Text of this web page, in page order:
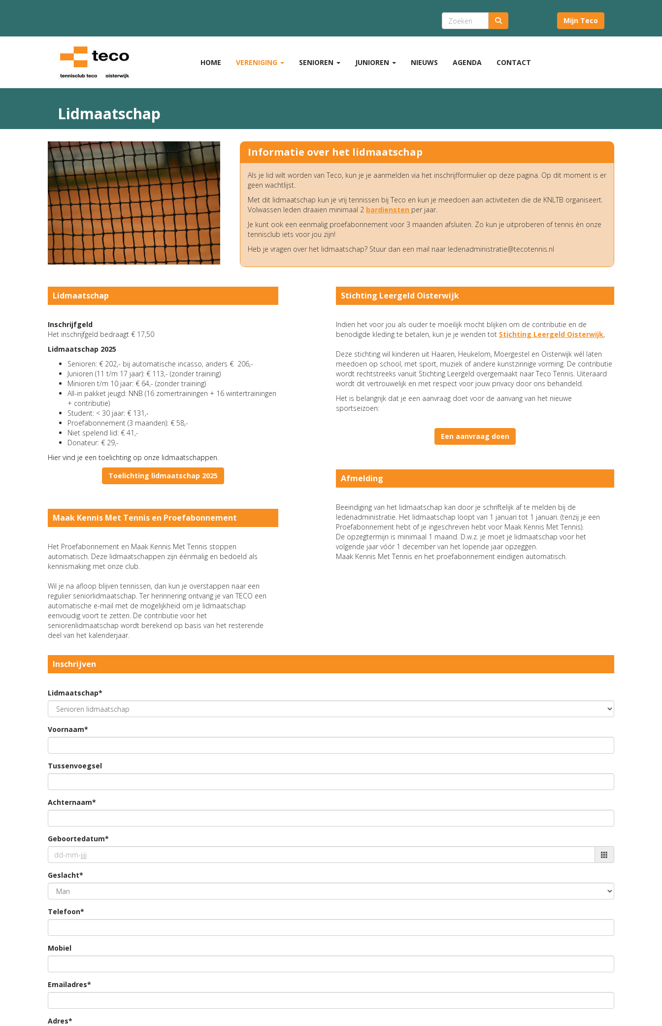
Mijn Teco
HOME VERENIGING SENIOREN JUNIOREN NIEUWS AGENDA CONTACT
Lidmaatschap
Informatie over het lidmaatschap
Als je lid wilt worden van Teco, kun je je aanmelden via het inschrijfformulier op deze pagina. Op dit moment is er
geen wachtlijst.
Met dit lidmaatschap kun je vrij tennissen bij Teco en kun je meedoen aan activiteiten die de KNLTB organiseert.
Volwassen leden draaien minimaal 2 bardiensten per jaar.
Je kunt ook een eenmalig proefabonnement voor 3 maanden afsluiten. Zo kun je uitproberen of tennis èn onze
tennisclub iets voor jou zijn!
Heb je vragen over het lidmaatschap? Stuur dan een mail naar eitartsinimdanedel@tecotennis.nl
Lidmaatschap
Inschrijfgeld
Het inschrijfgeld bedraagt € 17,50
Lidmaatschap 2025
Senioren: € 202,- bij automatische incasso, anders € 206,-
Junioren (11 t/m 17 jaar): € 113,- (zonder training)
Minioren t/m 10 jaar: € 64,- (zonder training)
All-in pakket jeugd: NNB (16 zomertrainingen + 16 wintertrainingen
+ contributie)
Student: < 30 jaar: € 131,-
Proefabonnement (3 maanden): € 58,-
Niet spelend lid: € 41,-
Donateur: € 29,-
Hier vind je een toelichting op onze lidmaatschappen.
Toelichting lidmaatschap 2025
Maak Kennis Met Tennis en Proefabonnement
Het Proefabonnement en Maak Kennis Met Tennis stoppen
automatisch. Deze lidmaatschappen zijn éénmalig en bedoeld als
kennismaking met onze club.
Wil je na afloop blijven tennissen, dan kun je overstappen naar een
regulier seniorlidmaatschap. Ter herinnering ontvang je van TECO een
automatische e-mail met de mogelijkheid om je lidmaatschap
eenvoudig voort te zetten. De contributie voor het
seniorenlidmaatschap wordt berekend op basis van het resterende
deel van het kalenderjaar.
Stichting Leergeld Oisterwijk
Indien het voor jou als ouder te moeilijk mocht blijken om de contributie en de
benodigde kleding te betalen, kun je je wenden tot Stichting Leergeld Oisterwijk,
Deze stichting wil kinderen uit Haaren, Heukelom, Moergestel en Oisterwijk wél laten
meedoen op school, met sport, muziek of andere kunstzinnige vorming. De contributie
wordt rechtstreeks vanuit Stichting Leergeld overgemaakt naar Teco Tennis. Uiteraard
wordt dit vertrouwelijk en met respect voor jouw privacy door ons behandeld.
Het is belangrijk dat je een aanvraag doet voor de aanvang van het nieuwe
sportseizoen:
Een aanvraag doen
Afmelding
Beeindiging van het lidmaatschap kan door je schriftelijk af te melden bij de
ledenadministratie. Het lidmaatschap loopt van 1 januari tot 1 januari. (tenzij je een
Proefabonnement hebt of je ingeschreven hebt voor Maak Kennis Met Tennis).
De opzegtermijn is minimaal 1 maand. D.w.z. je moet je lidmaatschap voor het
volgende jaar vóór 1 december van het lopende jaar opzeggen.
Maak Kennis Met Tennis en het proefabonnement eindigen automatisch.
Inschrijven
Lidmaatschap*
Voornaam*
Tussenvoegsel
Achternaam*
Geboortedatum*
Geslacht*
Telefoon*
Mobiel
Emailadres*
Adres*